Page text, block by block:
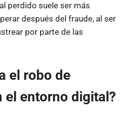
perdido suele ser más
después del fraude, al ser
por parte de las
el robo de
el entorno digital?